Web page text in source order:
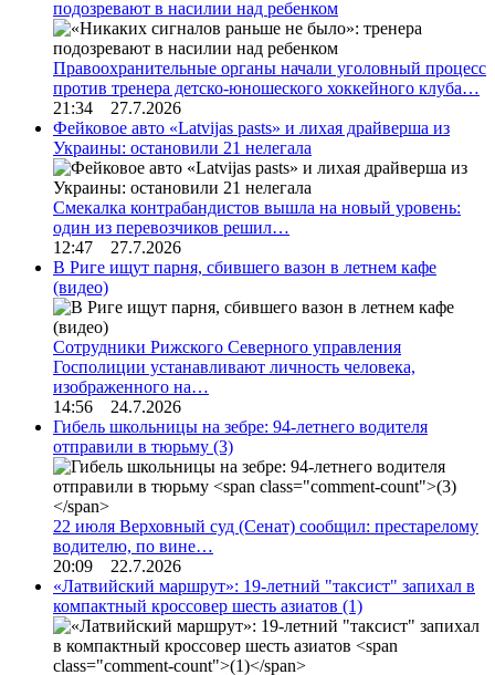
подозревают в насилии над ребенком
Правоохранительные органы начали уголовный процесс
против тренера детско-юношеского хоккейного клуба…
21:34 27.7.2026
Фейковое авто «Latvijas pasts» и лихая драйверша из
Украины: остановили 21 нелегала
Смекалка контрабандистов вышла на новый уровень:
один из перевозчиков решил…
12:47 27.7.2026
В Риге ищут парня, сбившего вазон в летнем кафе
(видео)
Сотрудники Рижского Северного управления
Госполиции устанавливают личность человека,
изображенного на…
14:56 24.7.2026
Гибель школьницы на зебре: 94-летнего водителя
отправили в тюрьму (3)
22 июля Верховный суд (Сенат) сообщил: престарелому
водителю, по вине…
20:09 22.7.2026
«Латвийский маршрут»: 19-летний "таксист" запихал в
компактный кроссовер шесть азиатов (1)